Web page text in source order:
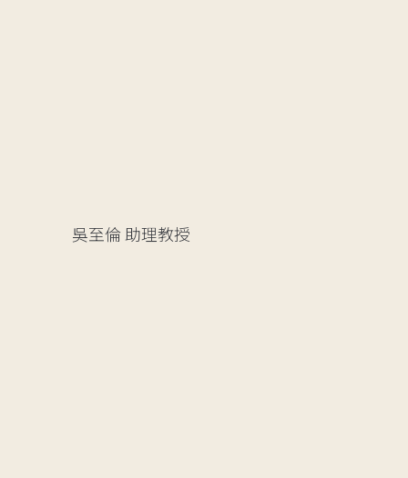
吳至倫助理教授